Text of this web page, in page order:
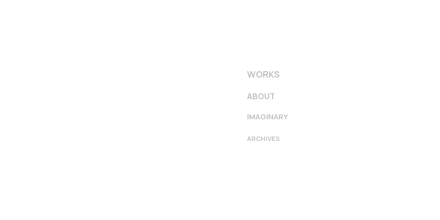
ABOUT
WORKS
ARCHIVES
IMAGINARY